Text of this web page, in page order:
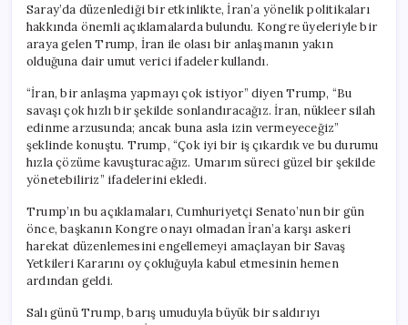
“Savaş
Çok
Hızlı
Bitecek”
Saray’da düzenlediği bir etkinlikte, İran’a yönelik politikaları
hakkında önemli açıklamalarda bulundu. Kongre üyeleriyle bir
araya gelen Trump, İran ile olası bir anlaşmanın yakın
olduğuna dair umut verici ifadeler kullandı.
“İran, bir anlaşma yapmayı çok istiyor” diyen Trump, “Bu
savaşı çok hızlı bir şekilde sonlandıracağız. İran, nükleer silah
edinme arzusunda; ancak buna asla izin vermeyeceğiz”
şeklinde konuştu. Trump, “Çok iyi bir iş çıkardık ve bu durumu
hızla çözüme kavuşturacağız. Umarım süreci güzel bir şekilde
yönetebiliriz” ifadelerini ekledi.
Trump’ın bu açıklamaları, Cumhuriyetçi Senato’nun bir gün
önce, başkanın Kongre onayı olmadan İran’a karşı askeri
harekat düzenlemesini engellemeyi amaçlayan bir Savaş
Yetkileri Kararını oy çokluğuyla kabul etmesinin hemen
ardından geldi.
Salı günü Trump, barış umuduyla büyük bir saldırıyı